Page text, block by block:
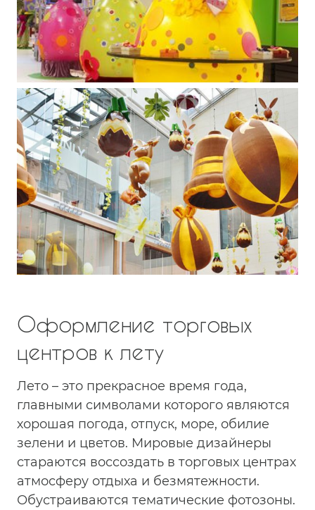
Оформление торговых
центров к лету
Лето – это прекрасное время года,
главными символами которого являются
хорошая погода, отпуск, море, обилие
зелени и цветов. Мировые дизайнеры
стараются воссоздать в торговых центрах
атмосферу отдыха и безмятежности.
Обустраиваются тематические фотозоны.